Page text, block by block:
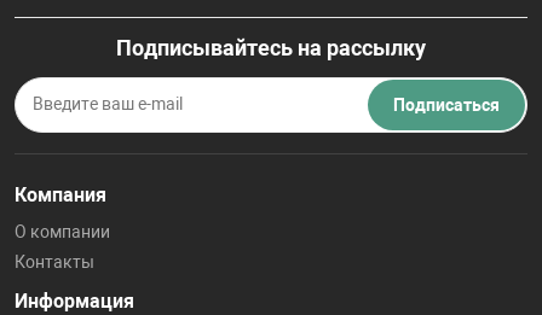
Подписывайтесь на рассылку
Подписаться
Компания
О компании
Контакты
Информация